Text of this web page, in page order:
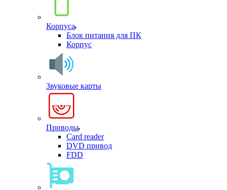
Корпуса
Блок питания для ПК
Корпус
Звуковые карты
Приводы
Card reader
DVD привод
FDD